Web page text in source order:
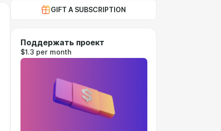
GIFT A SUBSCRIPTION
Поддержать проект
$1.3 per month